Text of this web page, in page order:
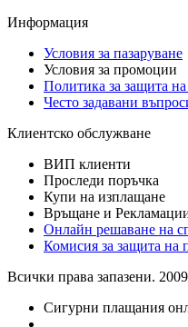
Информация
Условия за пазаруване
Условия за промоции
Политика за защита
Често задавани
Клиентско обслужване
ВИП клиенти
Проследи поръчка
Купи на изплащане
Връщане и
Онлайн решаване на
Комисия за защита на
Всички права запазени.
Сигурни плащания